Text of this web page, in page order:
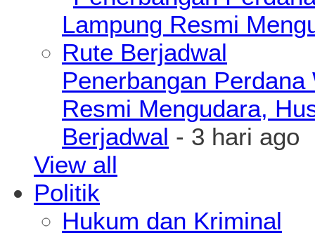
Penerbangan
Resmi Mengudara,
Berjadwal - 3 hari ago
View all
Politik
Hukum dan Kriminal